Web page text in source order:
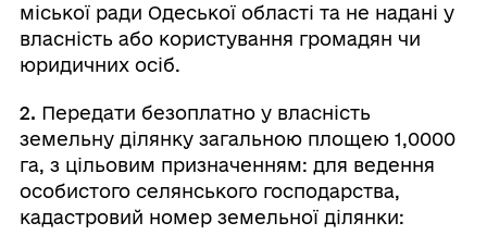
міської ради Одеської області та не надані у
власність або користування громадян чи
юридичних осіб.
2. Передати безоплатно у власність
земельну ділянку загальною площею 1,0000
га, з цільовим призначенням: для ведення
особистого селянського господарства,
кадастровий номер земельної ділянки: